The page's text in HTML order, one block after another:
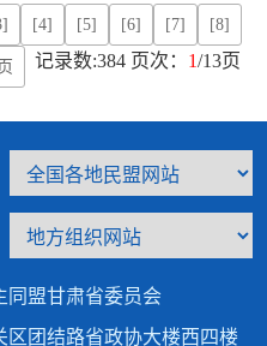
[4] [5] [6] [7] [8]
记录数:384 页次： 1/13页
同盟甘肃省委员会
团结路省政协大楼西四楼